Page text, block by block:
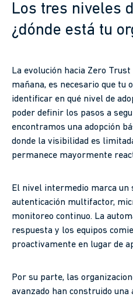
Los tres niveles
¿dónde está tu
La evolución hacia Zero
mañana, es necesario que tu
identificar en qué nivel de
poder definir los pasos a
encontramos una adopción
donde la visibilidad es
permanece mayormente
El nivel intermedio marca un
autenticación multifactor,
monitoreo continuo. La
respuesta y los equipos
proactivamente en lugar de
Por su parte, las
avanzado han construido